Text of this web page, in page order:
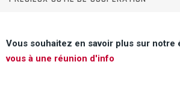
Vous souhaitez en savoir plus sur notre
vous à une réunion d'info